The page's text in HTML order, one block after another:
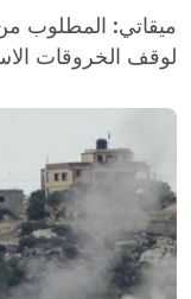
ميقاتي: المطلوب من لجنة الإشراف الخماسية العمل
لوقف الخروقات